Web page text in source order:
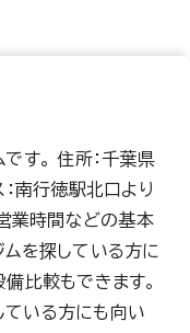
す。 住所：千葉県
南行徳駅北口より
業時間などの基本
を探している方に
比較もできます。
いる方にも向い